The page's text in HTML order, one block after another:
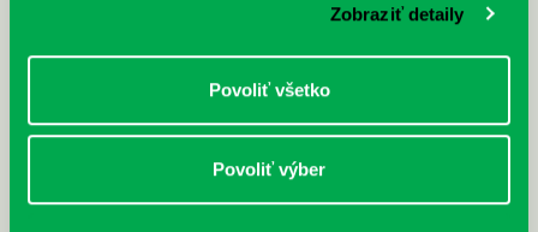
Zobraziť detaily
Povoliť všetko
Povoliť výber